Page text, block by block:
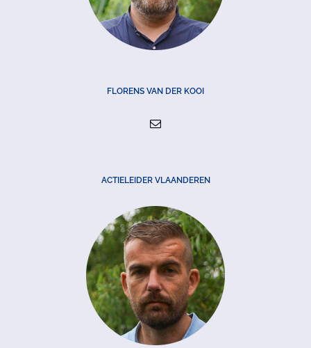
FLORENS VAN DER KOOI
ACTIELEIDER VLAANDEREN